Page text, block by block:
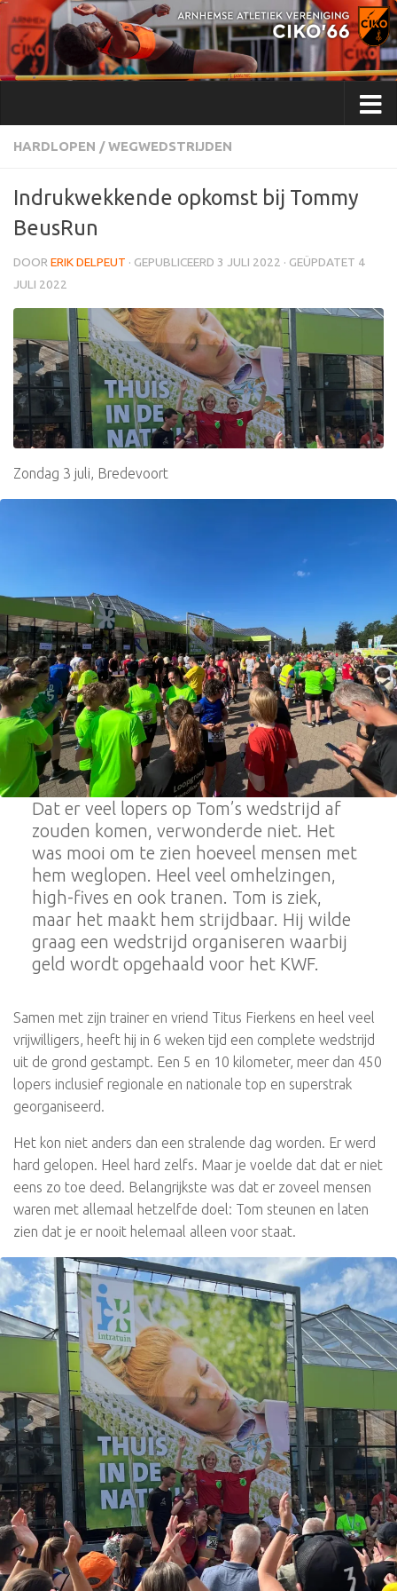
Doorgaan naar inhoud
HARDLOPEN / WEGWEDSTRIJDEN
Indrukwekkende opkomst bij Tommy
BeusRun
DOOR ERIK DELPEUT · GEPUBLICEERD 3 JULI 2022 · GEÜPDATET 4
JULI 2022
Zondag 3 juli, Bredevoort
Dat er veel lopers op Tom’s wedstrijd af
zouden komen, verwonderde niet. Het
was mooi om te zien hoeveel mensen met
hem weglopen. Heel veel omhelzingen,
high-fives en ook tranen. Tom is ziek,
maar het maakt hem strijdbaar. Hij wilde
graag een wedstrijd organiseren waarbij
geld wordt opgehaald voor het KWF.
Samen met zijn trainer en vriend Titus Fierkens en heel veel
vrijwilligers, heeft hij in 6 weken tijd een complete wedstrijd
uit de grond gestampt. Een 5 en 10 kilometer, meer dan 450
lopers inclusief regionale en nationale top en superstrak
georganiseerd.
Het kon niet anders dan een stralende dag worden. Er werd
hard gelopen. Heel hard zelfs. Maar je voelde dat dat er niet
eens zo toe deed. Belangrijkste was dat er zoveel mensen
waren met allemaal hetzelfde doel: Tom steunen en laten
zien dat je er nooit helemaal alleen voor staat.